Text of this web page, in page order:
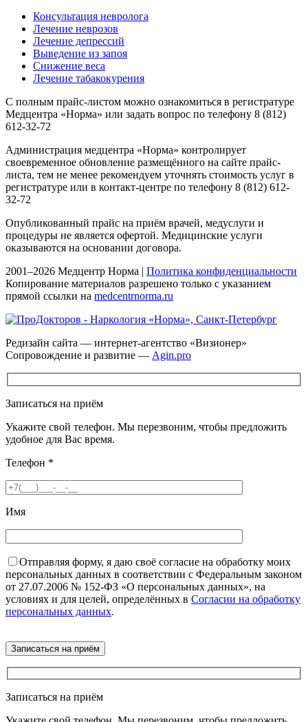
Консультация невролога
Лечение неврозов
Лечение депрессий
Выведение из запоя
Снижение веса
Лечение табакокурения
С полным прайс-листом можно ознакомиться в регистратуре
Медцентра «Норма» или задать вопрос по телефону 8 (812)
612-32-72
Администрация медцентра «Норма» контролирует
своевременное обновление размещённого на сайте прайс-
листа, тем не менее рекомендуем уточнять стоимость услуг в
регистратуре или в контакт-центре по телефону 8 (812) 612-
32-72
Опубликованный прайс на приём врачей, медуслуги и
процедуры не является офертой. Медицинские услуги
оказываются на основании договора.
2001–2026 Медцентр Норма | Политика конфиденциальности
Копирование материалов разрешено только с указанием
прямой ссылки на medcentrnorma.ru
Редизайн сайта — интернет-агентство «Визионер»
Сопровождение и развитие — Agin.pro
Записаться на приём
Укажите свой телефон. Мы перезвоним, чтобы предложить
удобное для Вас время.
Телефон *
Имя
Отправляя форму, я даю своё согласие на обработку моих
персональных данных в соответствии с Федеральным законом
от 27.07.2006 № 152-ФЗ «О персональных данных», на
условиях и для целей, определённых в Согласии на обработку
персональных данных.
Записаться на приём